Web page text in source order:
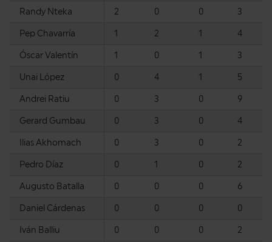
Randy Nteka 2 0 0 3
Pep Chavarría 1 2 1 4
Óscar Valentín 1 0 1 3
Unai López 0 4 1 5
Andrei Ratiu 0 3 0 9
Gerard Gumbau 0 3 0 4
Ilias Akhomach 0 3 0 2
Pedro Díaz 0 1 0 2
Augusto Batalla 0 0 0 6
Daniel Cárdenas 0 0 0 0
Iván Balliu 0 0 0 2